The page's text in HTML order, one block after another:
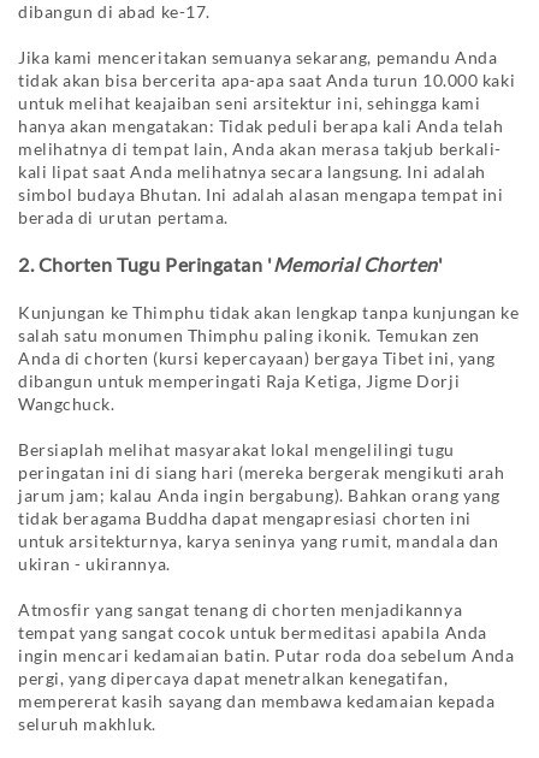
dibangun di abad ke-17.
Jika kami menceritakan semuanya sekarang, pemandu Anda
tidak akan bisa bercerita apa-apa saat Anda turun 10.000 kaki
untuk melihat keajaiban seni arsitektur ini, sehingga kami
hanya akan mengatakan: Tidak peduli berapa kali Anda telah
melihatnya di tempat lain, Anda akan merasa takjub berkali-
kali lipat saat Anda melihatnya secara langsung. Ini adalah
simbol budaya Bhutan. Ini adalah alasan mengapa tempat ini
berada di urutan pertama.
2. Chorten Tugu Peringatan 'Memorial Chorten'
Kunjungan ke Thimphu tidak akan lengkap tanpa kunjungan ke
salah satu monumen Thimphu paling ikonik. Temukan zen
Anda di chorten (kursi kepercayaan) bergaya Tibet ini, yang
dibangun untuk memperingati Raja Ketiga, Jigme Dorji
Wangchuck.
Bersiaplah melihat masyarakat lokal mengelilingi tugu
peringatan ini di siang hari (mereka bergerak mengikuti arah
jarum jam; kalau Anda ingin bergabung). Bahkan orang yang
tidak beragama Buddha dapat mengapresiasi chorten ini
untuk arsitekturnya, karya seninya yang rumit, mandala dan
ukiran - ukirannya.
Atmosfir yang sangat tenang di chorten menjadikannya
tempat yang sangat cocok untuk bermeditasi apabila Anda
ingin mencari kedamaian batin. Putar roda doa sebelum Anda
pergi, yang dipercaya dapat menetralkan kenegatifan,
mempererat kasih sayang dan membawa kedamaian kepada
seluruh makhluk.